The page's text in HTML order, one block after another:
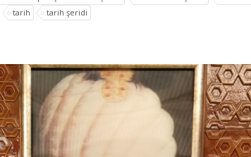
tarih tarih şeridi